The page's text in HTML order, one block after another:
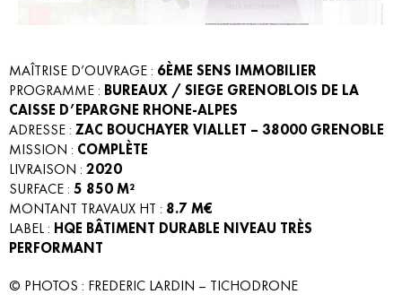
MAÎTRISE D’OUVRAGE : 6ÈME SENS IMMOBILIER
PROGRAMME : BUREAUX / SIEGE GRENOBLOIS DE LA
CAISSE D’EPARGNE RHONE-ALPES
ADRESSE : ZAC BOUCHAYER VIALLET – 38000 GRENOBLE
MISSION : COMPLÈTE
LIVRAISON : 2020
SURFACE : 5 850 M²
MONTANT TRAVAUX HT : 8.7 M€
LABEL : HQE BÂTIMENT DURABLE NIVEAU TRÈS
PERFORMANT
© PHOTOS : FREDERIC LARDIN – TICHODRONE